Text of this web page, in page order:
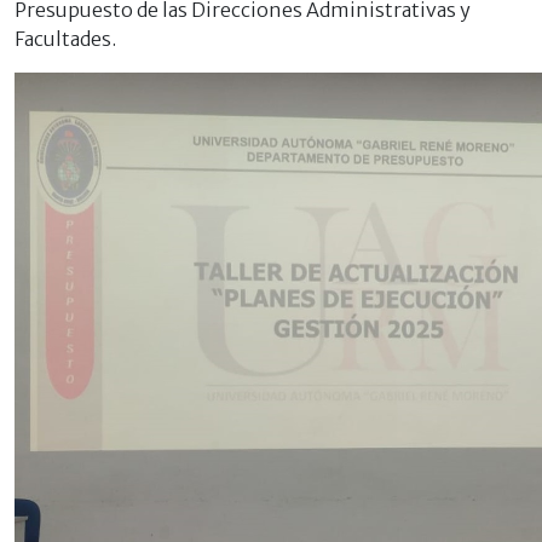
Presupuesto de las Direcciones Administrativas y
Facultades.